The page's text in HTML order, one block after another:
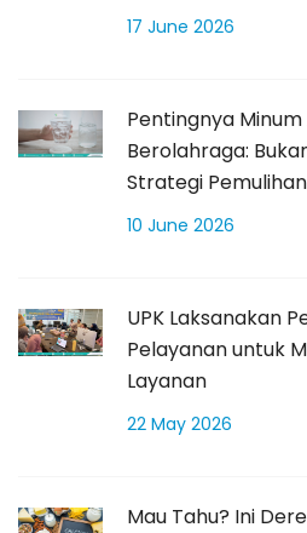
17 June 2026
Pentingnya
Berolahraga:
Strategi Pemulihan
10 June 2026
UPK Laksanakan
Pelayanan untuk
Layanan
22 May 2026
Mau Tahu? Ini